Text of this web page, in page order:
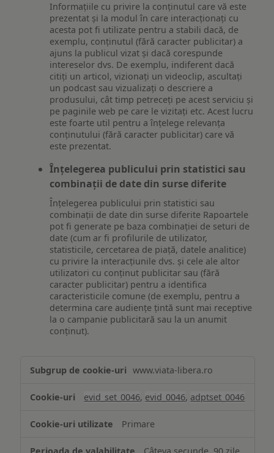
Informațiile cu privire la conținutul care vă este
prezentat și la modul în care interacționați cu
acesta pot fi utilizate pentru a stabili dacă, de
exemplu, conținutul (fără caracter publicitar) a
ajuns la publicul vizat și dacă corespunde
intereselor dvs. De exemplu, indiferent dacă
citiți un articol, vizionați un videoclip, ascultați
un podcast sau vizualizați o descriere a
produsului, cât timp petreceți pe acest serviciu și
pe paginile web pe care le vizitați etc. Acest lucru
este foarte util pentru a înțelege relevanța
conținutului (fără caracter publicitar) care vă
este prezentat.
Înțelegerea publicului prin statistici sau
combinații de date din surse diferite
Înțelegerea publicului prin statistici sau
combinații de date din surse diferite Rapoartele
pot fi generate pe baza combinației de seturi de
date (cum ar fi profilurile de utilizator,
statisticile, cercetarea de piață, datele analitice)
cu privire la interacțiunile dvs. și cele ale altor
utilizatori cu conținut publicitar sau (fără
caracter publicitar) pentru a identifica
caracteristicile comune (de exemplu, pentru a
determina care audiențe țintă sunt mai receptive
la o campanie publicitară sau la un anumit
conținut).
www.viata-libera.ro
evid_set_0046, evid_0046, adptset_0046
Primare